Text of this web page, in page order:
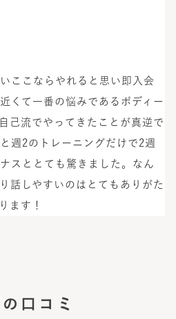
ここならやれると思い即入会
くて一番の悩みであるボディー
己流でやってきたことが真逆で
週2のトレーニングだけで2週
スととても驚きました。なん
話しやすいのはとてもありがた
ます！
口コミ